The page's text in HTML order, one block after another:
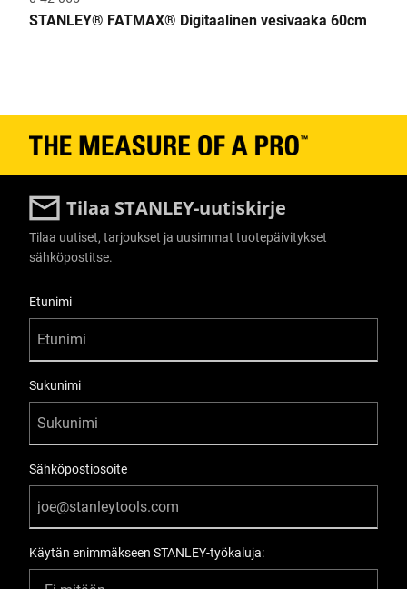
STANLEY® FATMAX® Digitaalinen vesivaaka 60cm
Tilaa STANLEY-uutiskirje
Tilaa uutiset, tarjoukset ja uusimmat tuotepäivitykset
sähköpostitse.
Etunimi
Sukunimi
Sähköpostiosoite
Käytän enimmäkseen STANLEY-työkaluja: